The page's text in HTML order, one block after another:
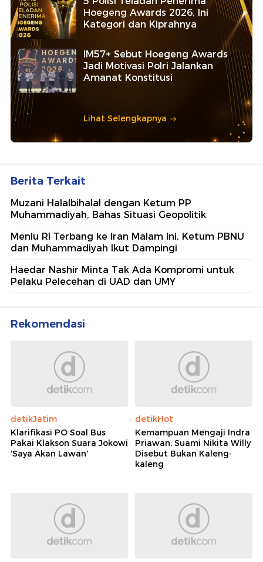
Hoegeng Awards 2026, Ini
Kategori dan Kiprahnya
IM57+ Sebut Hoegeng Awards
Jadi Motivasi Polri Jalankan
Amanat Konstitusi
Lihat Selengkapnya
Berita Terkait
Muzani Halalbihalal dengan Ketum PP
Muhammadiyah, Bahas Situasi Geopolitik
Menlu RI Terbang ke Iran Malam Ini, Ketum PBNU
dan Muhammadiyah Ikut Dampingi
Haedar Nashir Minta Tak Ada Kompromi untuk
Pelaku Pelecehan di UAD dan UMY
Rekomendasi
detikJatim
Klarifikasi PO Soal Bus
Pakai Klakson Suara Jokowi
'Saya Akan Lawan'
detikHot
Kemampuan Mengaji Indra
Priawan, Suami Nikita Willy
Disebut Bukan Kaleng-
kaleng